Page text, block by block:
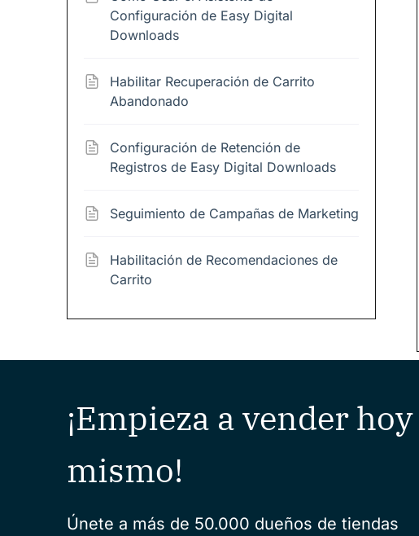
Configuración de Easy Digital
Downloads
Habilitar Recuperación de Carrito
Abandonado
Configuración de Retención de
Registros de Easy Digital Downloads
Seguimiento de Campañas de Marketing
Habilitación de Recomendaciones de
Carrito
¡Empieza a vender hoy
mismo!
Únete a más de 50.000 dueños de tiendas